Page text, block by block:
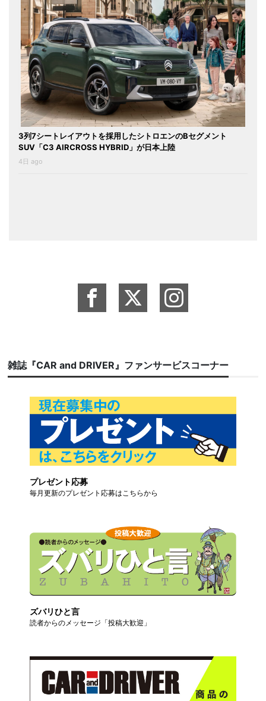
3列7シートレイアウトを採用したシトロエンのBセグメント
SUV「C3 AIRCROSS HYBRID」が日本上陸
4日 ago
雑誌『CAR and DRIVER』ファンサービスコーナー
プレゼント応募
毎月更新のプレゼント応募はこちらから
ズバリひと言
読者からのメッセージ「投稿大歓迎」